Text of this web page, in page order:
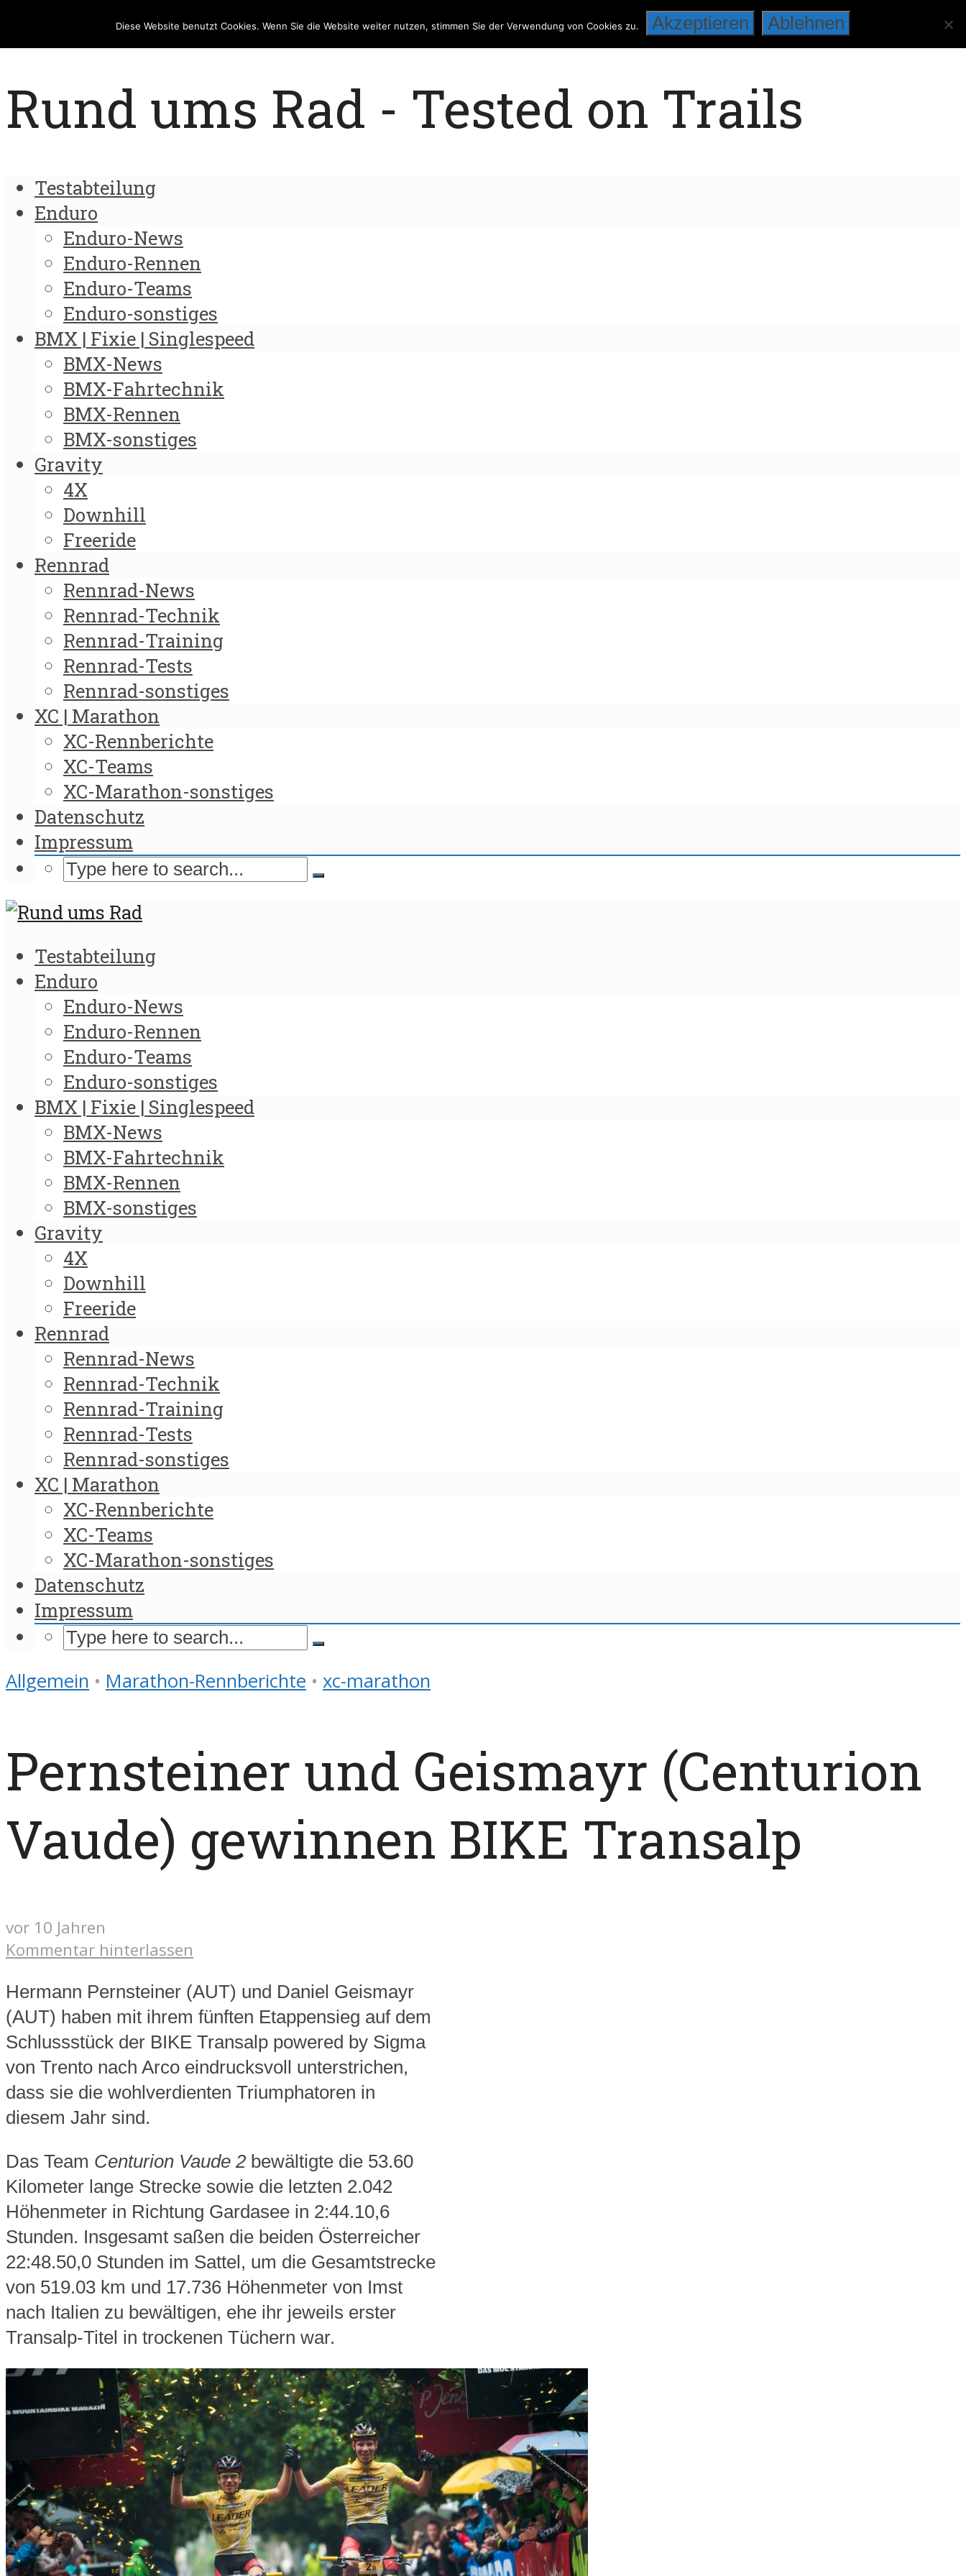
Rund ums Rad - Tested on Trails
Testabteilung
Enduro
Enduro-News
Enduro-Rennen
Enduro-Teams
Enduro-sonstiges
BMX | Fixie | Singlespeed
BMX-News
BMX-Fahrtechnik
BMX-Rennen
BMX-sonstiges
Gravity
4X
Downhill
Freeride
Rennrad
Rennrad-News
Rennrad-Technik
Rennrad-Training
Rennrad-Tests
Rennrad-sonstiges
XC | Marathon
XC-Rennberichte
XC-Teams
XC-Marathon-sonstiges
Datenschutz
Impressum
Testabteilung
Enduro
Enduro-News
Enduro-Rennen
Enduro-Teams
Enduro-sonstiges
BMX | Fixie | Singlespeed
BMX-News
BMX-Fahrtechnik
BMX-Rennen
BMX-sonstiges
Gravity
4X
Downhill
Freeride
Rennrad
Rennrad-News
Rennrad-Technik
Rennrad-Training
Rennrad-Tests
Rennrad-sonstiges
XC | Marathon
XC-Rennberichte
XC-Teams
XC-Marathon-sonstiges
Datenschutz
Impressum
Allgemein • Marathon-Rennberichte • xc-marathon
Pernsteiner und Geismayr (Centurion
Vaude) gewinnen BIKE Transalp
vor 10 Jahren
Kommentar hinterlassen
Hermann Pernsteiner (AUT) und Daniel Geismayr
(AUT) haben mit ihrem fünften Etappensieg auf dem
Schlussstück der BIKE Transalp powered by Sigma
von Trento nach Arco eindrucksvoll unterstrichen,
dass sie die wohlverdienten Triumphatoren in
diesem Jahr sind.
Das Team Centurion Vaude 2 bewältigte die 53.60
Kilometer lange Strecke sowie die letzten 2.042
Höhenmeter in Richtung Gardasee in 2:44.10,6
Stunden. Insgesamt saßen die beiden Österreicher
22:48.50,0 Stunden im Sattel, um die Gesamtstrecke
von 519.03 km und 17.736 Höhenmeter von Imst
nach Italien zu bewältigen, ehe ihr jeweils erster
Transalp-Titel in trockenen Tüchern war.
Diese Website benutzt Cookies. Wenn Sie die Website weiter nutzen, stimmen Sie der Verwendung von Cookies zu. Akzeptieren Ablehnen